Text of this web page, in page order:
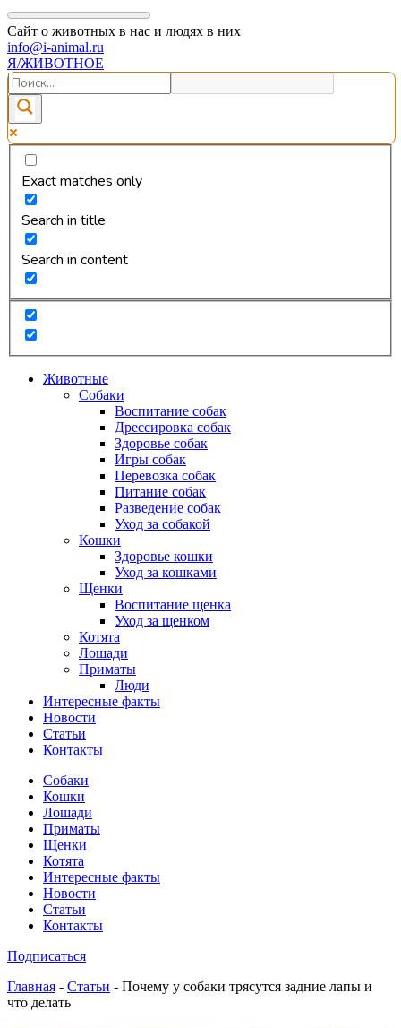
Сайт о животных в нас и людях в них
info@i-animal.ru
Я/ЖИВОТНОЕ
Exact matches only
Search in title
Search in content
Животные
Собаки
Воспитание собак
Дрессировка собак
Здоровье собак
Игры собак
Перевозка собак
Питание собак
Разведение собак
Уход за собакой
Кошки
Здоровье кошки
Уход за кошками
Щенки
Воспитание щенка
Уход за щенком
Котята
Лошади
Приматы
Люди
Интересные факты
Новости
Статьи
Контакты
Собаки
Кошки
Лошади
Приматы
Щенки
Котята
Интересные факты
Новости
Статьи
Контакты
Подписаться
Главная - Статьи - Почему у собаки трясутся задние лапы и
что делать